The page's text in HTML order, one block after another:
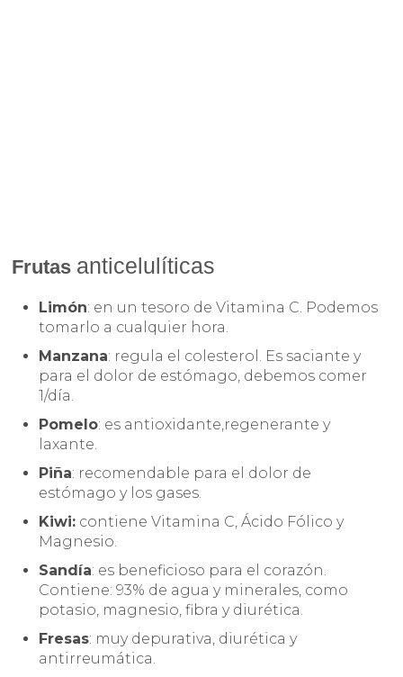
Frutas anticelulíticas
Limón: en un tesoro de Vitamina C. Podemos
tomarlo a cualquier hora.
Manzana: regula el colesterol. Es saciante y
para el dolor de estómago, debemos comer
1/día.
Pomelo: es antioxidante,regenerante y
laxante.
Piña: recomendable para el dolor de
estómago y los gases.
Kiwi: contiene Vitamina C, Ácido Fólico y
Magnesio.
Sandía: es beneficioso para el corazón.
Contiene: 93% de agua y minerales, como
potasio, magnesio, fibra y diurética.
Fresas: muy depurativa, diurética y
antirreumática.